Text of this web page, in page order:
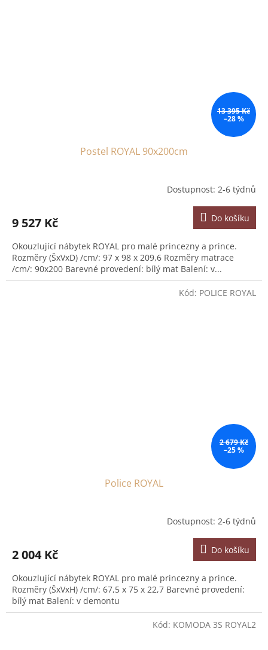
13 395 Kč
–28 %
Postel ROYAL 90x200cm
Dostupnost: 2-6 týdnů
9 527 Kč Do košíku
Okouzlující nábytek ROYAL pro malé princezny a prince.
Rozměry (ŠxVxD) /cm/: 97 x 98 x 209,6 Rozměry matrace
/cm/: 90x200 Barevné provedení: bílý mat Balení: v...
2 679 Kč
–25 %
Police ROYAL
Dostupnost: 2-6 týdnů
2 004 Kč Do košíku
Okouzlující nábytek ROYAL pro malé princezny a prince.
Rozměry (ŠxVxH) /cm/: 67,5 x 75 x 22,7 Barevné provedení:
bílý mat Balení: v demontu
Kód: POLICE ROYAL
Kód: KOMODA 3S ROYAL2